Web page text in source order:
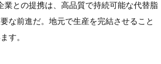
業との提携は、高品質で持続可能な代替脂
な前進だ。地元で生産を完結させること
す。